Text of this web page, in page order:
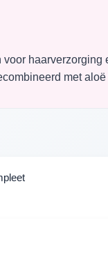
haarverzorging
met aloë